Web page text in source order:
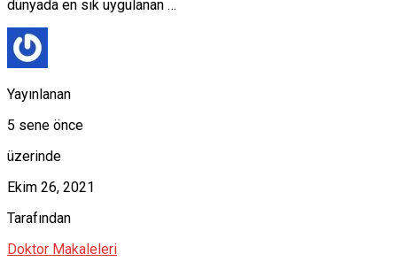
dünyada en sık uygulanan …
Yayınlanan
5 sene önce
üzerinde
Ekim 26, 2021
Tarafından
Doktor Makaleleri